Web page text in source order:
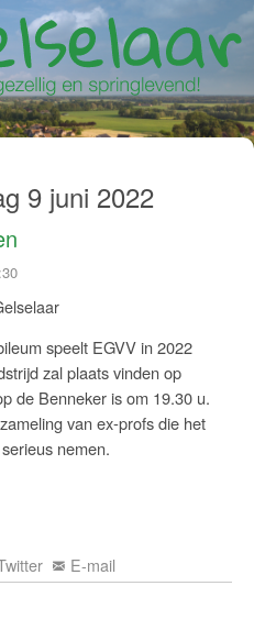
9 juni 2022
speelt EGVV in 2022
zal plaats vinden op
de Benneker is om 19.30 u.
van ex-profs die het
nemen.
E-mail